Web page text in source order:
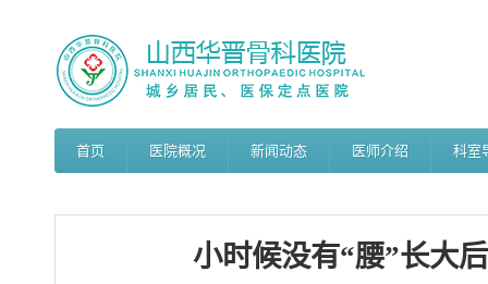
首页 医院概况 新闻动态 医师介绍 科室
小时候没有“腰”长大